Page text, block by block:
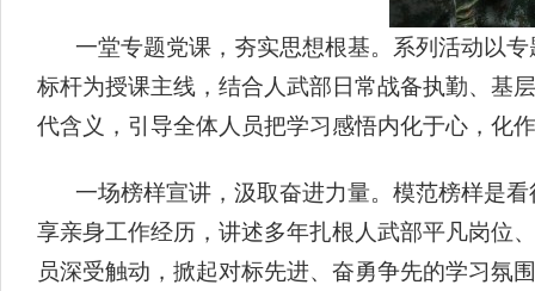
一堂专题党课，夯实思想根基。系列活动以
标杆为授课主线，结合人武部日常战备执勤、基
代含义，引导全体人员把学习感悟内化于心，化
一场榜样宣讲，汲取奋进力量。模范榜样是
享亲身工作经历，讲述多年扎根人武部平凡岗位
员深受触动，掀起对标先进、奋勇争先的学习氛